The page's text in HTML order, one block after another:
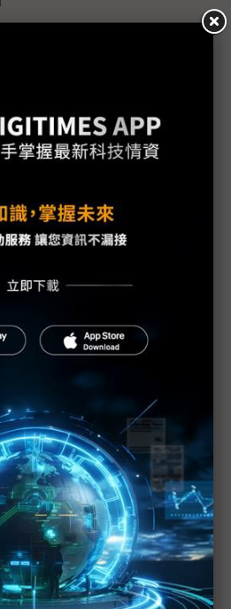
纜計畫 TalayLink連接泰國
南亞海底電纜建設 擴張國際
海海底電纜計畫 部分業者
與Google加碼布局基礎設施
求飆升 東方風能擴大船隊規
太成通訊重要樞紐